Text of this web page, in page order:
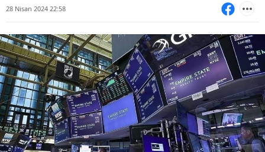
28 Nisan 2024 22:58